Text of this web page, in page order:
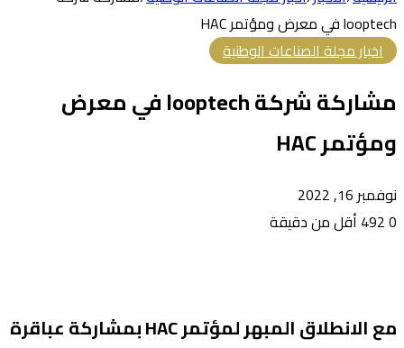
looptech في معرض ومؤتمر HAC
اخبار مجلة الصناعات الوطنية
مشاركة شركة looptech في معرض
ومؤتمر HAC
نوفمبر 16, 2022
0
أقل من دقيقة
مع الانطلاق المبهر لمؤتمر HAC بمشاركة عباقرة